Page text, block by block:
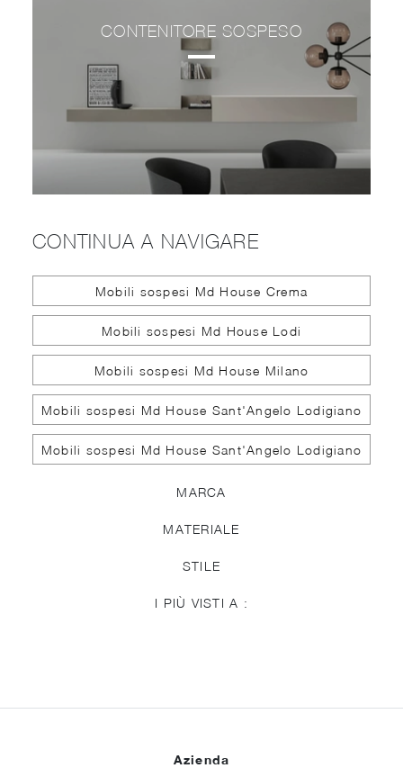
CONTENITORE SOSPESO
CONTINUA A NAVIGARE
Mobili sospesi Md House Crema
Mobili sospesi Md House Lodi
Mobili sospesi Md House Milano
Mobili sospesi Md House Sant'Angelo Lodigiano
Mobili sospesi Md House Sant'Angelo Lodigiano
MARCA
MATERIALE
STILE
I PIÙ VISTI A :
Azienda